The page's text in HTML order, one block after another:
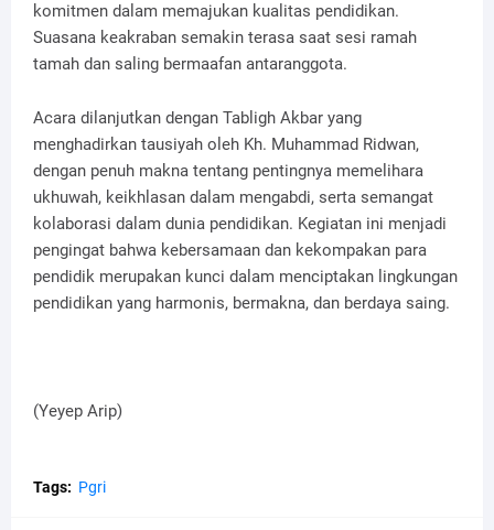
komitmen dalam memajukan kualitas pendidikan.
Suasana keakraban semakin terasa saat sesi ramah
tamah dan saling bermaafan antaranggota.
Acara dilanjutkan dengan Tabligh Akbar yang
menghadirkan tausiyah oleh Kh. Muhammad Ridwan,
dengan penuh makna tentang pentingnya memelihara
ukhuwah, keikhlasan dalam mengabdi, serta semangat
kolaborasi dalam dunia pendidikan. Kegiatan ini menjadi
pengingat bahwa kebersamaan dan kekompakan para
pendidik merupakan kunci dalam menciptakan lingkungan
pendidikan yang harmonis, bermakna, dan berdaya saing.
(Yeyep Arip)
Tags: Pgri